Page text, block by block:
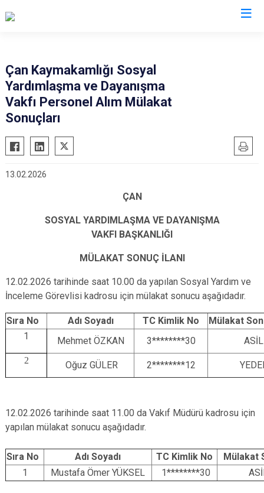
Ayvacık
Bayramiç
Bozcaada
Ezine
Çan Kaymakamlığı Sosyal
Yardımlaşma ve Dayanışma
Vakfı Personel Alım Mülakat
Sonuçları
13.02.2026
ÇAN
SOSYAL YARDIMLAŞMA VE DAYANIŞMA
VAKFI BAŞKANLIĞI
MÜLAKAT SONUÇ İLANI
12.02.2026 tarihinde saat 10.00 da yapılan Sosyal Yardım ve
İnceleme Görevlisi kadrosu için mülakat sonucu aşağıdadır.
Sıra No Adı Soyadı TC Kimlik No
Mülakat
1
Mehmet ÖZKAN 3********30 ASİL
2 Oğuz GÜLER 2********12
12.02.2026 tarihinde saat 11.00 da Vakıf Müdürü kadrosu için
yapılan mülakat sonucu aşağıdadır.
Sıra No Adı Soyadı TC Kimlik No
Mülakat
1
Mustafa Ömer YÜKSEL 1********30